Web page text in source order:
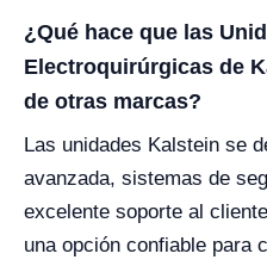
¿Qué hace que las
Electroquirúrgicas de
de otras marcas?
Las unidades Kalstein se
avanzada, sistemas de
excelente soporte al
una opción confiable para